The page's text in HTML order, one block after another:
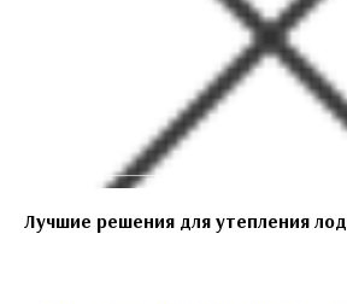
Лучшие решения для утепления